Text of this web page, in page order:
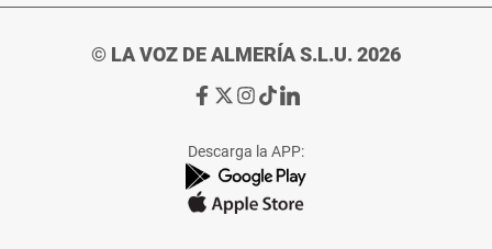
© LA VOZ DE ALMERÍA S.L.U. 2026
Ir
de
La
Voz
Ir
de
La
Voz
Ir
de
La
Voz
Ir
de
La
Voz
Ir
de
La
Voz
Descarga la APP: